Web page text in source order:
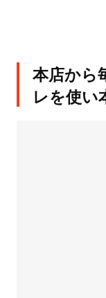
本店から
レを使い